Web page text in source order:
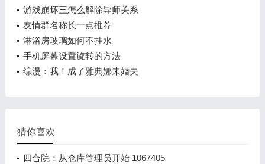
游戏崩坏三怎么解除导师关系
友情群名称长一点推荐
淋浴房玻璃如何不挂水
手机屏幕设置旋转的方法
综漫：我！成了雅典娜未婚夫
猜你喜欢
四合院：从仓库管理员开始 1067405